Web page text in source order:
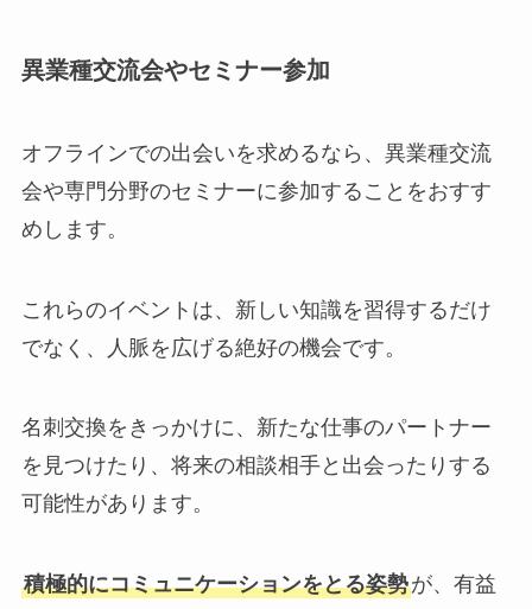
異業種交流会やセミナー参加
オフラインでの出会いを求めるなら、異業種交流
会や専門分野のセミナーに参加することをおすす
めします。
これらのイベントは、新しい知識を習得するだけ
でなく、人脈を広げる絶好の機会です。
名刺交換をきっかけに、新たな仕事のパートナー
を見つけたり、将来の相談相手と出会ったりする
可能性があります。
積極的にコミュニケーションをとる姿勢が、有益